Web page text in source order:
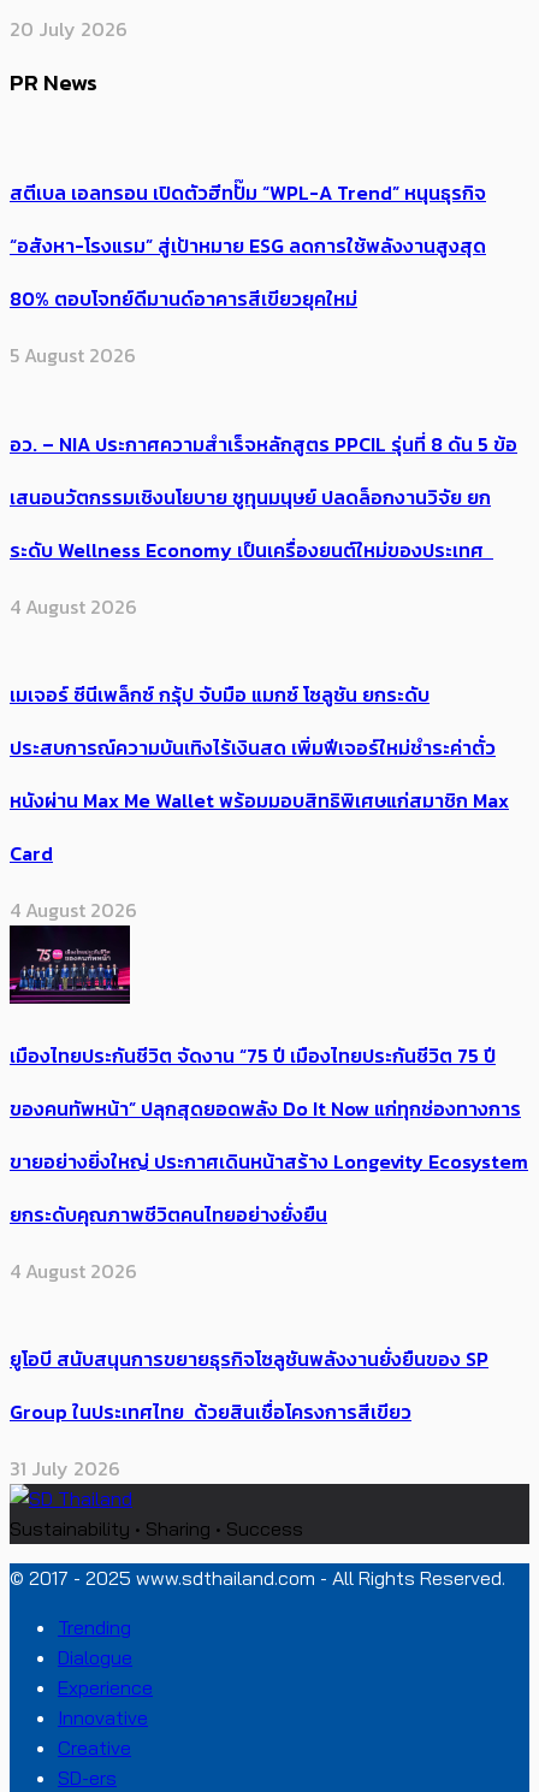
20 July 2026
PR News
สตีเบล เอลทรอน เปิดตัวฮีทปั๊ม “WPL-A Trend” หนุนธุรกิจ
“อสังหา-โรงแรม” สู่เป้าหมาย ESG ลดการใช้พลังงานสูงสุด
80% ตอบโจทย์ดีมานด์อาคารสีเขียวยุคใหม่
5 August 2026
อว. – NIA ประกาศความสำเร็จหลักสูตร PPCIL รุ่นที่ 8 ดัน 5 ข้อ
เสนอนวัตกรรมเชิงนโยบาย ชูทุนมนุษย์ ปลดล็อกงานวิจัย ยก
ระดับ Wellness Economy เป็นเครื่องยนต์ใหม่ของประเทศ
4 August 2026
เมเจอร์ ซีนีเพล็กซ์ กรุ้ป จับมือ แมกซ์ โซลูชัน ยกระดับ
ประสบการณ์ความบันเทิงไร้เงินสด เพิ่มฟีเจอร์ใหม่ชำระค่าตั๋ว
หนังผ่าน Max Me Wallet พร้อมมอบสิทธิพิเศษแก่สมาชิก Max
Card
4 August 2026
เมืองไทยประกันชีวิต จัดงาน “75 ปี เมืองไทยประกันชีวิต 75 ปี
ของคนทัพหน้า” ปลุกสุดยอดพลัง Do It Now แก่ทุกช่องทางการ
ขายอย่างยิ่งใหญ่ ประกาศเดินหน้าสร้าง Longevity Ecosystem
ยกระดับคุณภาพชีวิตคนไทยอย่างยั่งยืน
4 August 2026
ยูโอบี สนับสนุนการขยายธุรกิจโซลูชันพลังงานยั่งยืนของ SP
Group ในประเทศไทย ด้วยสินเชื่อโครงการสีเขียว
31 July 2026
Sustainability • Sharing • Success
© 2017 - 2025 www.sdthailand.com - All Rights Reserved.
Trending
Dialogue
Experience
Innovative
Creative
SD-ers